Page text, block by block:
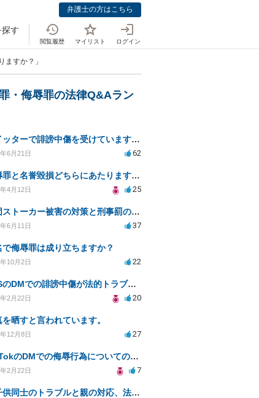
弁護士の方はこちら
す
閲覧履歴 マイリスト ログイン
ますか？」
・侮辱罪の法律Q&Aラン
ツイッターで誹謗中傷を受けています。侮辱罪は成立しますか？
6月21日 62
侮辱罪と名誉毀損どちらにあたりますか？
4月12日 25
集団ストーカー被害の対策と刑事罰のための相談先は？
6月11日 37
で侮辱罪は成り立ちますか？
10月2日 22
SNSのDMでの誹謗中傷が法的トラブルに発展するか？
2月22日 20
晒すと言われています。
12月8日 27
TikTokのDMでの侮辱行為についての相談
2月22日 7
・子供同士のトラブルと親の対応、法的助言を求める方法は？